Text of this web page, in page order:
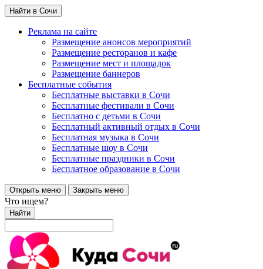
Найти в Сочи
Реклама на сайте
Размещение анонсов мероприятий
Размещение ресторанов и кафе
Размещение мест и площадок
Размещение баннеров
Бесплатные события
Бесплатные выставки в Сочи
Бесплатные фестивали в Сочи
Бесплатно с детьми в Сочи
Бесплатный активный отдых в Сочи
Бесплатная музыка в Сочи
Бесплатные шоу в Сочи
Бесплатные праздники в Сочи
Бесплатное образование в Сочи
Открыть меню Закрыть меню
Что ищем?
Найти